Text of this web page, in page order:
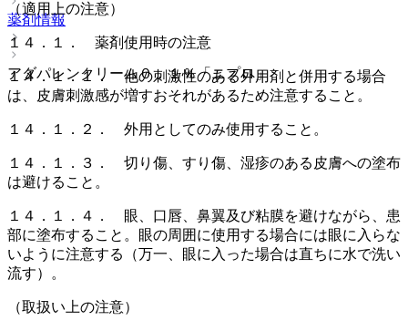
薬剤情報
アダパレンクリーム０．１％「ニプロ」
（適用上の注意）
１４．１． 薬剤使用時の注意
１４．１．１． 他の刺激性のある外用剤と併用する場合
は、皮膚刺激感が増すおそれがあるため注意すること。
１４．１．２． 外用としてのみ使用すること。
１４．１．３． 切り傷、すり傷、湿疹のある皮膚への塗布
は避けること。
１４．１．４． 眼、口唇、鼻翼及び粘膜を避けながら、患
部に塗布すること。眼の周囲に使用する場合には眼に入らな
いように注意する（万一、眼に入った場合は直ちに水で洗い
流す）。
（取扱い上の注意）